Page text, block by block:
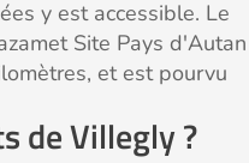
y est accessible. Le
Site Pays d'Autan
et est pourvu
de Villegly ?